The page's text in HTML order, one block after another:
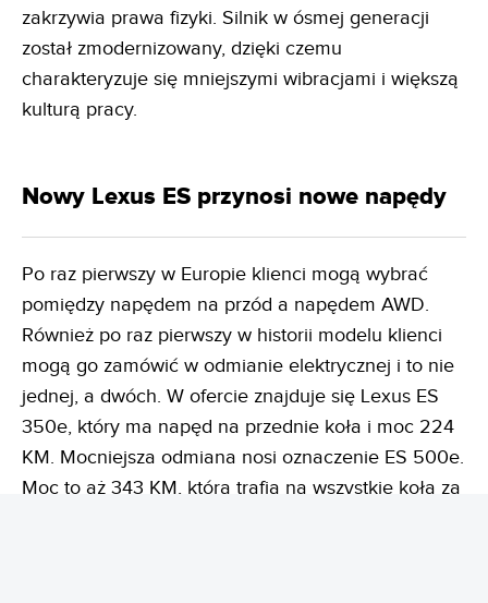
zakrzywia prawa fizyki. Silnik w ósmej generacji
został zmodernizowany, dzięki czemu
charakteryzuje się mniejszymi wibracjami i większą
kulturą pracy.
Nowy Lexus ES przynosi nowe napędy
Po raz pierwszy w Europie klienci mogą wybrać
pomiędzy napędem na przód a napędem AWD.
Również po raz pierwszy w historii modelu klienci
mogą go zamówić w odmianie elektrycznej i to nie
jednej, a dwóch. W ofercie znajduje się Lexus ES
350e, który ma napęd na przednie koła i moc 224
KM. Mocniejsza odmiana nosi oznaczenie ES 500e.
Moc to aż 343 KM, która trafia na wszystkie koła za